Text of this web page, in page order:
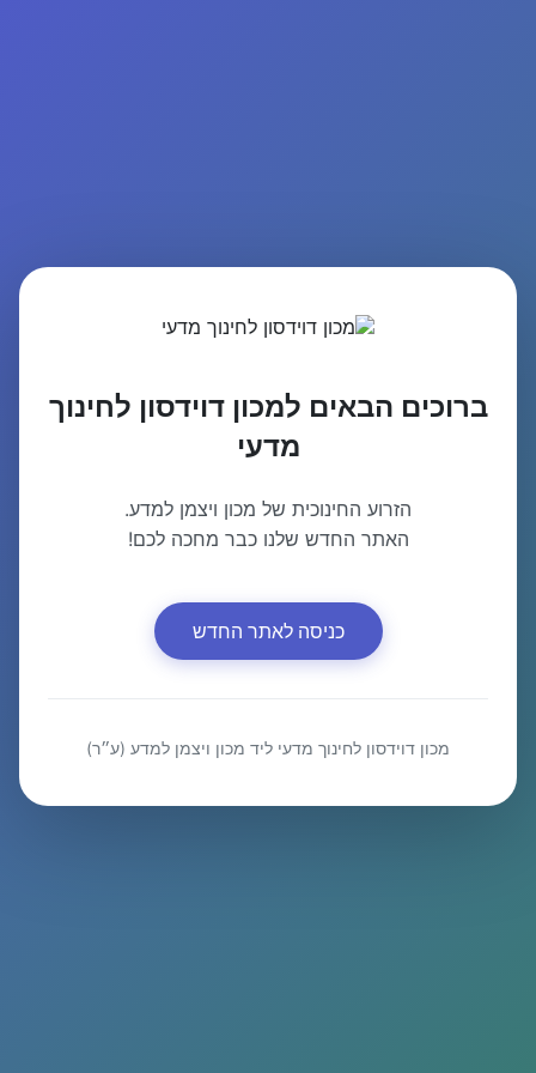
ברוכים הבאים למכון דוידסון לחינוך
מדעי
הזרוע החינוכית של מכון ויצמן למדע.
האתר החדש שלנו כבר מחכה לכם!
כניסה לאתר החדש
מכון דוידסון לחינוך מדעי ליד מכון ויצמן למדע (ע״ר)